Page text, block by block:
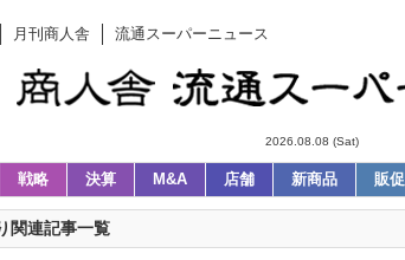
月刊商人舎 流通スーパーニュース
2026.08.08 (Sat)
戦略 決算 M&A 店舗 新商品 販促
関連記事一覧